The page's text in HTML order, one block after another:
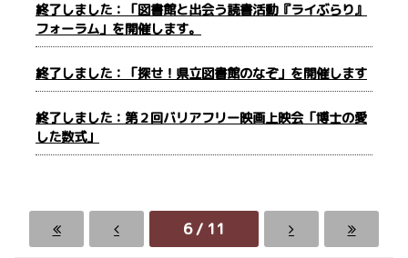
終了しました：「図書館と出会う読書活動『ライぶらり』
フォーラム」を開催します。
終了しました：「探せ！県立図書館のなぞ」を開催します
終了しました：第２回バリアフリー映画上映会「博士の愛
した数式」
6 / 11